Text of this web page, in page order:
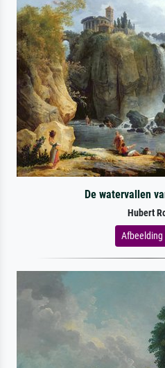
De watervallen
Hubert
Afbeelding